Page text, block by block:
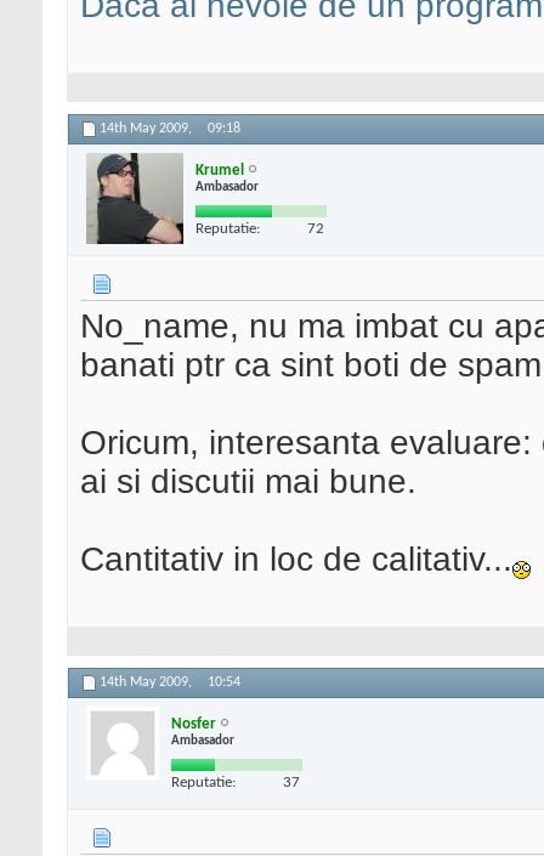
14th May 2009, 09:18
Krumel
Ambasador
Reputatie: 72
No_name, nu ma imbat cu
banati ptr ca sint boti de
Oricum, interesanta
ai si discutii mai bune.
Cantitativ in loc de calitativ...
14th May 2009, 10:54
Nosfer
Ambasador
Reputatie: 37